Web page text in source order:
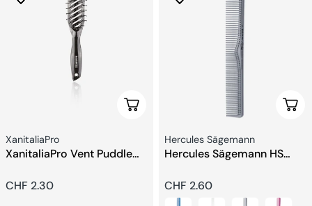
Ajouter Au Panier
Fournisseur:
XanitaliaPro
XanitaliaPro Vent Puddle
Prix
CHF 2.30
Fournisseur:
Hercules Sägemann
Hercules Sägemann HS
Prix
CHF 2.60